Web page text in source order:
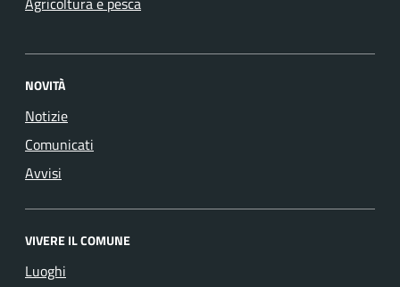
NOVITÀ
Notizie
Comunicati
Avvisi
VIVERE IL COMUNE
Luoghi